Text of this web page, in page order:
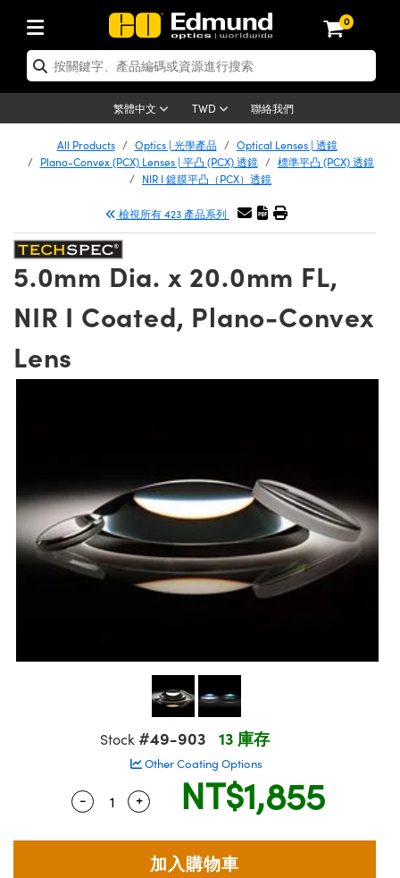
0
繁體中文 TWD 聯絡我們
| 光學產品
| 反射鏡
Diffusers | 窗鏡或擴散片
| 偏振光學元件
| 繞射光柵
| 紅外線光學產品
| 光纖
Sputtering) Coated Optics |
Elements (DOE) | 繞射光學
Optics | 雷射光學
| 雷射透鏡
| 超快光學
Assemblies | 雷射光學元件組装
Shaping | 雷射光束整形
Isolators | 晶體和隔離器
| 雷射偏光片
| 雷射稜鏡
| 光機組件
System | 光學籠式系統
Mounts | 台式光學安裝座
and Breadboards | 光學平臺和
| 電動平臺
and Slides | 平臺和滑塊
| 顯微鏡
| Mitutoyo 物鏡
| Olympus 物鏡
| Nikon 物鏡
| ZEISS 物鏡
Objectives | 有限共軛物鏡
Cameras
Lighting |顯微鏡照明
體視顯微鏡系統
Stage Micrometers | 刻劃板或鏡
| 顯微鏡用結構件
and Couplers | 中繼鏡或耦合鏡
| 雷射
and Electronics | 雷射量
| 雷射防護
| 雷射用光機模組
| 雷射配件
Lenses | 成像鏡頭
Lenses | 定焦鏡頭
| 遠心鏡頭
(S-Mount Lenses) | M12 鏡頭 (S 接
Magnification Lenses
Objectives | 顯微鏡物鏡
Lenses for Harsh Environments
| 相機
Cameras | Gigabit乙太網相
Cameras | Teledyne Dalsa 相
| Basler 相機
| Pixelink 相機
and Optomechanics | 相
Cameras | 高速接口相
and Illumination | 照明
Lighting | 機器視覺光源
|顯微鏡照明
Lighting | 寬譜光源
| 其他光源
Targets | 測試板
Targets | 解析度測試板
Targets | 畸變測試版
& Stage Micrometers | 圖像分
Level Test Targets | 色卡測試板
| USAF 測試版
板
and Detection | 測試與監測
| 光學度量
Solutions | 機器視覺方案
測器
| 光譜儀
Components | 主動光學元件
and Detection
and Production | 實驗室和生產
| 清潔用品
Handling Tools | 零件夾持用品
| 光學膠
Products | Acktar 黑色吸光
Accessories | UV固化設備
| 雷射防護
性裝置
Production
用選購
Imaging
Microscopy
Processing
Tomography
By Brand
Components
Products | 新品專區
Lenses
and Detection
| 清倉品
| 清倉光學產品
| 清倉光機組件
| 清倉顯微鏡
| 清倉照明
and Production | 清倉實驗室
Products | 重新認證產品
| 重新認證光學產品
| 重新認證光機組
| 重新認證雷射
| 重新認證顯微鏡
| 重新認證相機
and Production | 重新認證實
用品
All Products Optics | 光學產品
Optical Lenses | 透鏡
Plano-Convex (PCX) Lenses | 平凸 (PCX) 透鏡
標準平凸 (PCX) 透鏡
NIR I 鍍膜平凸（PCX）透鏡
檢視所有 423 產品系列
5.0mm Dia. x 20.0mm FL,
NIR I Coated, Plano-Convex
Lens
Stock #49-903 13 庫存
Other Coating Options
Quantity Selector
- Use the plus and minus buttons to
+ NT$1,855